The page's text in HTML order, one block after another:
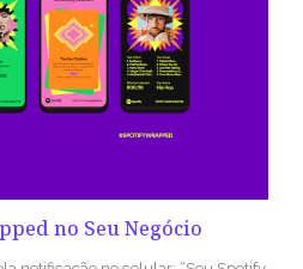
no Seu Negócio